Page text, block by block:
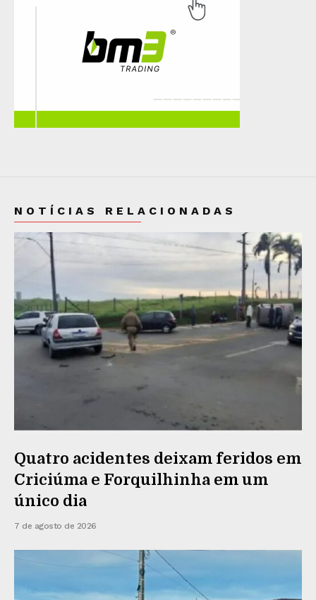
NOTÍCIAS RELACIONADAS
Quatro acidentes deixam feridos em
Criciúma e Forquilhinha em um
único dia
7 de agosto de 2026